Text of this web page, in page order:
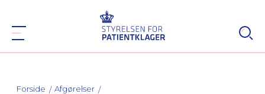
Forside
Afgørelser